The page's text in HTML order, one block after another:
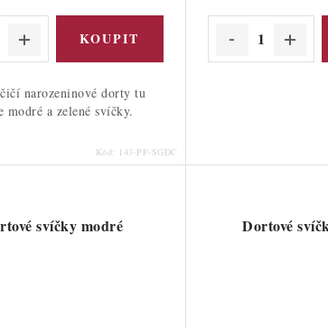
narozeninové dorty tu
modré a zelené svíčky.
Kód: 143-PF-SGDC
svíčky modré Dortové